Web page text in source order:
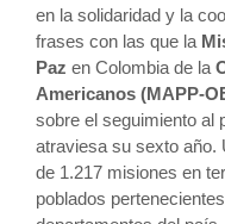
en la solidaridad y la
frases con las que la
Paz en Colombia de la
Americanos (MAPP-
sobre el seguimiento al
atraviesa su sexto año.
de 1.217 misiones en
poblados